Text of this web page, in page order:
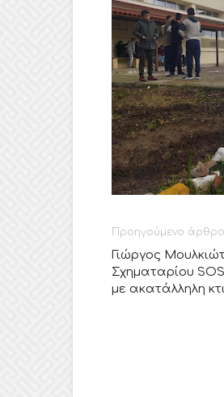
Προηγούμενο άρθρο
Γιώργος
Σχηματαρίου
με ακατάλληλη